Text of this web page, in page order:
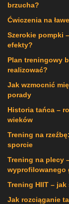
brzucha?
Ćwiczenia na
Szerokie pompki
efekty?
Plan treningowy
realizować?
Jak wzmocnić
porady
Historia tańca –
wieków
Trening na
sporcie
Trening na plecy
wyprofilowanego
Trening HIIT –
Jak rozciąganie